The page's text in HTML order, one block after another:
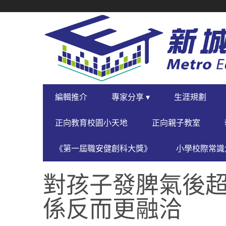
NAVIGATION
PRIMARY
NAVIGATION
編輯推介 專家分享 ▾ 生涯規劃
正向教育校園小天地 正向親子教室
《第一屆職安健創科大獎》 小學校際常
對孩子發脾氣後
係反而更融洽